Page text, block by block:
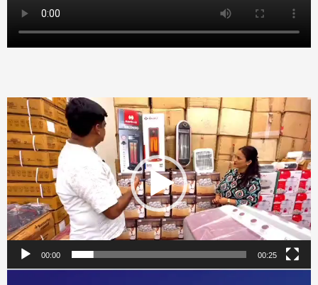
Video
Player
00:00 00:25